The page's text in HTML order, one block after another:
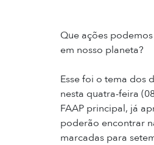
Que ações
em nosso planeta?
Esse foi o tema dos
nesta quatra-feira
FAAP principal, já
poderão encontrar
marcadas para